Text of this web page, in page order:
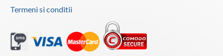
Termeni si conditii